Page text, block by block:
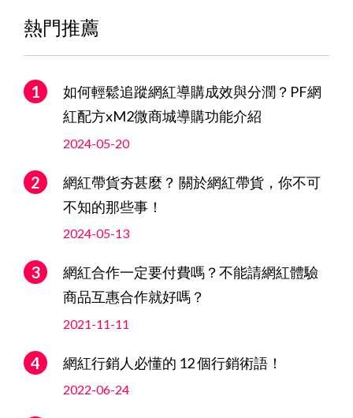
熱門推薦
如何輕鬆追蹤網紅導購成效與分潤？PF網
紅配方xM2微商城導購功能介紹
2024-05-20
網紅帶貨夯甚麼？ 關於網紅帶貨，你不可
不知的那些事！
2024-05-13
網紅合作一定要付費嗎？不能請網紅體驗
商品互惠合作就好嗎？
2021-11-11
網紅行銷人必懂的 12 個行銷術語！
2022-06-24